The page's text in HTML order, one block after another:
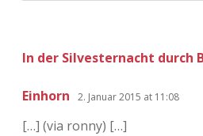
In der Silvesternacht durch
Einhorn 2. Januar 2015 at 11:08
[…] (via ronny) […]